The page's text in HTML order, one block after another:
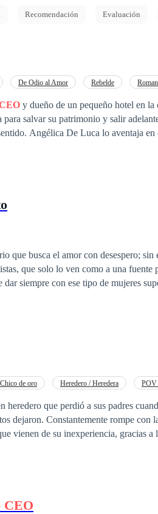
Recomendación Evaluación
De Odio al Amor Rebelde
y dueño de un pequeño hotel en
para salvar su patrimonio y salir
en su profesión y en
de los mejores empleados de
y a sentimientos que van más allá del
"¡Sit, sit,
que busca el amor con desespero;
que solo lo ven como a una fuente
dar siempre con ese tipo de mujeres
un plan para hacerse pasar por un
más. ¿Cuál será su reacción cuando
Chico de oro Heredero / Heredera POV
heredero que perdió a sus padres
negativas de los demás mientras
vienen de su inexperiencia, gracias
CEO